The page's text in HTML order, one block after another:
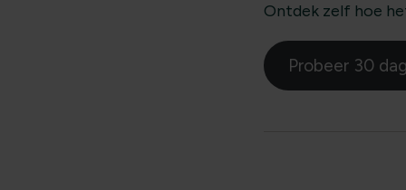
Ontdek zelf hoe
Probeer 30